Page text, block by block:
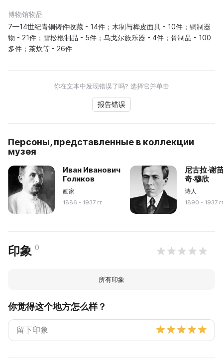
博物馆物品
7—14世纪青铜铸件收藏 - 14件；木制与桦皮面具 - 10件；铜制器
物 - 21件；雪松根制品 - 5件；乌戈尔族乐器 - 4件；骨制品 - 100
多件；茶炊等 - 26件
你在文本中发现错误了吗? 选择它并单击
报告错误
Персоны, представленные в коллекции
музея
Иван Иванович
Голиков
画家
1886 - 1937 гг
尼古拉·谢
奇·穆欣
诗人
1890 - 1937
印象 0
所有印象
你觉得这个地方怎么样？